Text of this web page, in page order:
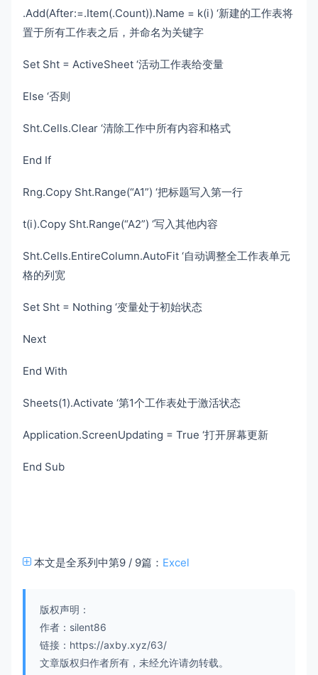
.Add(After:=.Item(.Count)).Name = k(i) ‘新建的工作表将
置于所有工作表之后，并命名为关键字
Set Sht = ActiveSheet ‘活动工作表给变量
Else ‘否则
Sht.Cells.Clear ‘清除工作中所有内容和格式
End If
Rng.Copy Sht.Range(“A1”) ‘把标题写入第一行
t(i).Copy Sht.Range(“A2”) ‘写入其他内容
Sht.Cells.EntireColumn.AutoFit ‘自动调整全工作表单元
格的列宽
Set Sht = Nothing ‘变量处于初始状态
Next
End With
Sheets(1).Activate ‘第1个工作表处于激活状态
Application.ScreenUpdating = True ‘打开屏幕更新
End Sub
本文是全系列中第9 / 9篇： Excel
版权声明：
作者：silent86
链接：https://axby.xyz/63/
文章版权归作者所有，未经允许请勿转载。